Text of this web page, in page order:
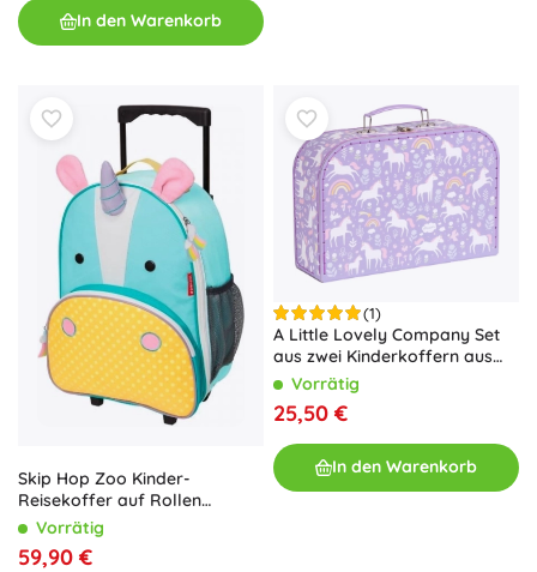
In den Warenkorb
Skip Hop Zoo Kinder-
Reisekoffer auf Rollen
Einhorn
Vorrätig
59,90 €
(1)
A Little Lovely Company Set
aus zwei Kinderkoffern aus
Karton mit Waldtier-Motiv –
Vorrätig
25,50 €
In den Warenkorb